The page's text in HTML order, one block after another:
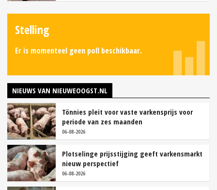
Stelling
Er is momenteel geen poll beschikbaar.
NIEUWS VAN NIEUWEOOGST.NL
Tönnies pleit voor vaste varkensprijs voor
periode van zes maanden
06-08-2026
Plotselinge prijsstijging geeft varkensmarkt
nieuw perspectief
06-08-2026